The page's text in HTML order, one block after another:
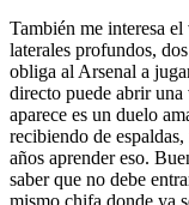
También me interesa
laterales profundos,
obliga al Arsenal a
directo puede abrir
aparece es un duelo
recibiendo de
años aprender eso.
saber que no debe
mismo chifa donde ya